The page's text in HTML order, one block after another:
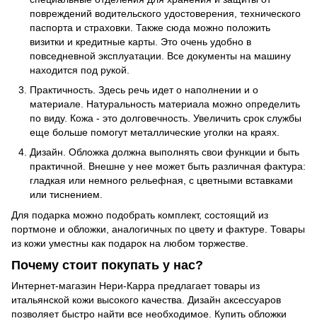
повреждений водительского удостоверения, технического
паспорта и страховки. Также сюда можно положить
визитки и кредитные карты. Это очень удобно в
повседневной эксплуатации. Все документы на машину
находится под рукой.
Практичность. Здесь речь идет о наполнении и о
материале. Натуральность материала можно определить
по виду. Кожа - это долговечность. Увеличить срок службы
еще больше помогут металлические уголки на краях.
Дизайн. Обложка должна выполнять свои функции и быть
практичной. Внешне у нее может быть различная фактура:
гладкая или немного рельефная, с цветными вставками
или тиснением.
Для подарка можно подобрать комплект, состоящий из
портмоне и обложки, аналогичных по цвету и фактуре. Товары
из кожи уместны как подарок на любом торжестве.
Почему стоит покупать у нас?
Интернет-магазин Нери-Карра предлагает товары из
итальянской кожи высокого качества. Дизайн аксессуаров
позволяет быстро найти все необходимое. Купить обложки